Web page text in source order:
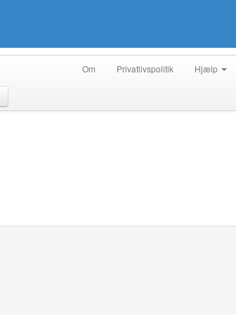
Om Privatlivspolitik Hjælp